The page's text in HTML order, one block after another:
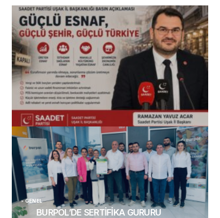
(başlıksız)
Alaattin Karahan tarafından 14/07/2026
GENEL
BURPOL’DE SERTİFİKA GURURU